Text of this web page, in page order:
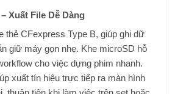
Xuất File Dễ Dàng
thẻ CFexpress Type B, giúp ghi dữ
giữ máy gọn nhẹ. Khe microSD hỗ
cho việc dựng phim nhanh.
xuất tín hiệu trực tiếp ra màn hình